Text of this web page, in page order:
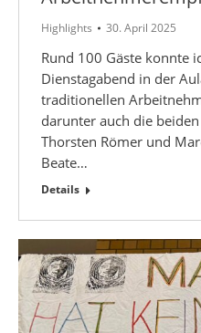
Highlights 30. April 2025
Rund 100 Gäste konnte
Dienstagabend in der
traditionellen
darunter auch die
Thorsten Römer und
Beate…
Details